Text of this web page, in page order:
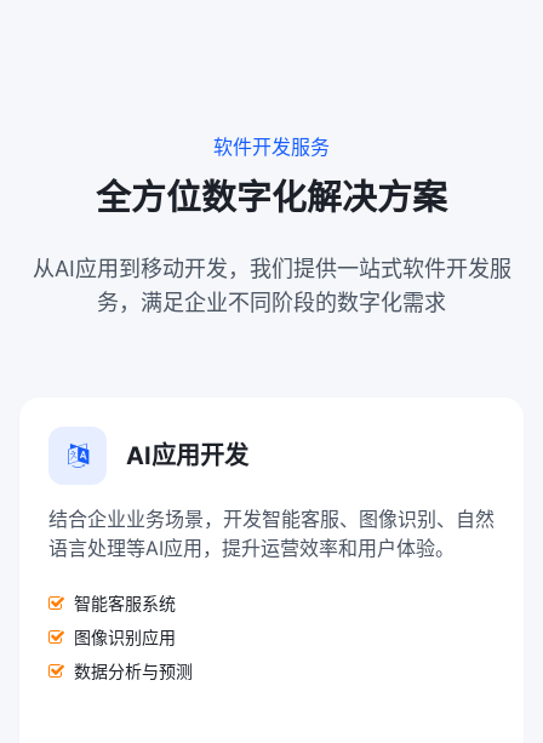
软件开发服务
全方位数字化解决方案
从AI应用到移动开发，我们提供一站式软件开发服
务，满足企业不同阶段的数字化需求
AI应用开发
结合企业业务场景，开发智能客服、图像识别、自然
语言处理等AI应用，提升运营效率和用户体验。
智能客服系统
图像识别应用
数据分析与预测